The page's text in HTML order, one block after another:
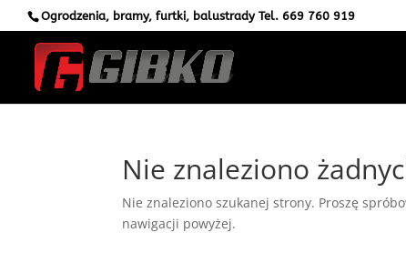
Ogrodzenia, bramy, furtki, balustrady Tel. 669 760 919
Nie znaleziono
Nie znaleziono szukanej strony. Proszę
nawigacji powyżej.